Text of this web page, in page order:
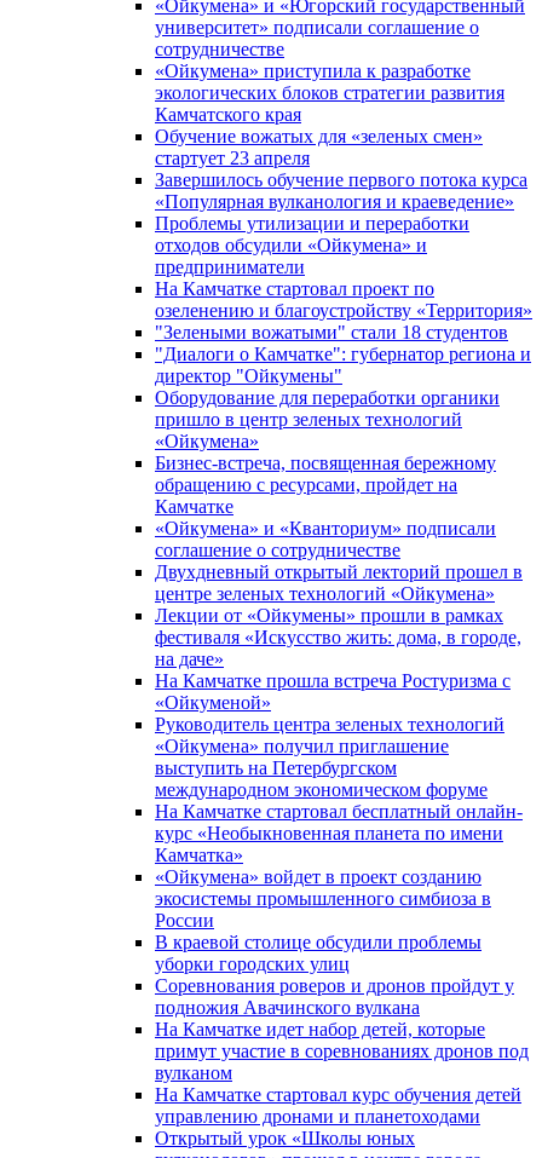
«Ойкумена» и «Югорский государственный
университет» подписали соглашение о
сотрудничестве
«Ойкумена» приступила к разработке
экологических блоков стратегии развития
Камчатского края
Обучение вожатых для «зеленых смен»
стартует 23 апреля
Завершилось обучение первого потока курса
«Популярная вулканология и краеведение»
Проблемы утилизации и переработки
отходов обсудили «Ойкумена» и
предприниматели
На Камчатке стартовал проект по
озеленению и благоустройству «Территория»
"Зелеными вожатыми" стали 18 студентов
"Диалоги о Камчатке": губернатор региона и
директор "Ойкумены"
Оборудование для переработки органики
пришло в центр зеленых технологий
«Ойкумена»
Бизнес-встреча, посвященная бережному
обращению с ресурсами, пройдет на
Камчатке
«Ойкумена» и «Кванториум» подписали
соглашение о сотрудничестве
Двухдневный открытый лекторий прошел в
центре зеленых технологий «Ойкумена»
Лекции от «Ойкумены» прошли в рамках
фестиваля «Искусство жить: дома, в городе,
на даче»
На Камчатке прошла встреча Ростуризма с
«Ойкуменой»
Руководитель центра зеленых технологий
«Ойкумена» получил приглашение
выступить на Петербургском
международном экономическом форуме
На Камчатке стартовал бесплатный онлайн-
курс «Необыкновенная планета по имени
Камчатка»
«Ойкумена» войдет в проект созданию
экосистемы промышленного симбиоза в
России
В краевой столице обсудили проблемы
уборки городских улиц
Соревнования роверов и дронов пройдут у
подножия Авачинского вулкана
На Камчатке идет набор детей, которые
примут участие в соревнованиях дронов под
вулканом
На Камчатке стартовал курс обучения детей
управлению дронами и планетоходами
Открытый урок «Школы юных